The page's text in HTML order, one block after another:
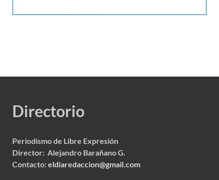
Directorio
Periodismo de Libre Expresión
Director: Alejandro Barañano G.
Contacto:eldiaredaccion@gmail.com